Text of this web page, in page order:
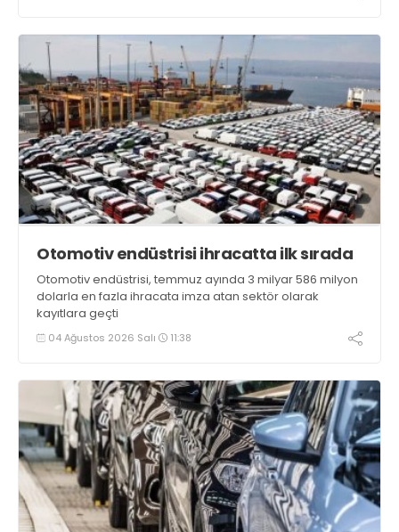
Otomotiv endüstrisi ihracatta ilk sırada
Otomotiv endüstrisi, temmuz ayında 3 milyar 586 milyon
dolarla en fazla ihracata imza atan sektör olarak
kayıtlara geçti
04 Ağustos 2026 Salı 11:38